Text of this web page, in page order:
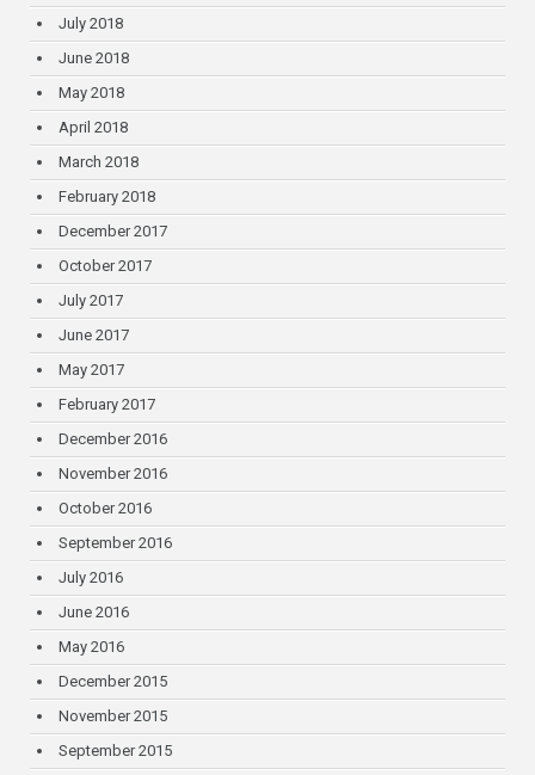
July 2018
June 2018
May 2018
April 2018
March 2018
February 2018
December 2017
October 2017
July 2017
June 2017
May 2017
February 2017
December 2016
November 2016
October 2016
September 2016
July 2016
June 2016
May 2016
December 2015
November 2015
September 2015